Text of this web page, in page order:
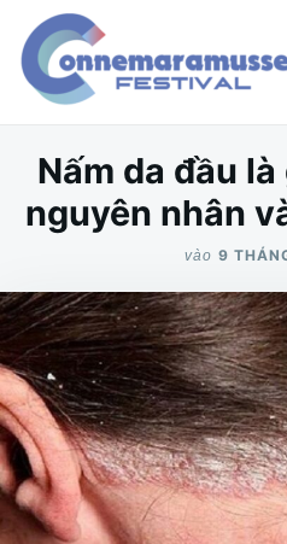
đến
nội
Tìm
kiếm
cho:
Nấm da đầu
nguyên nhân
vào 9